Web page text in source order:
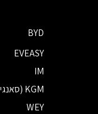
BYD
EVEASY
IM
KGM (סאנגיונג)
WEY